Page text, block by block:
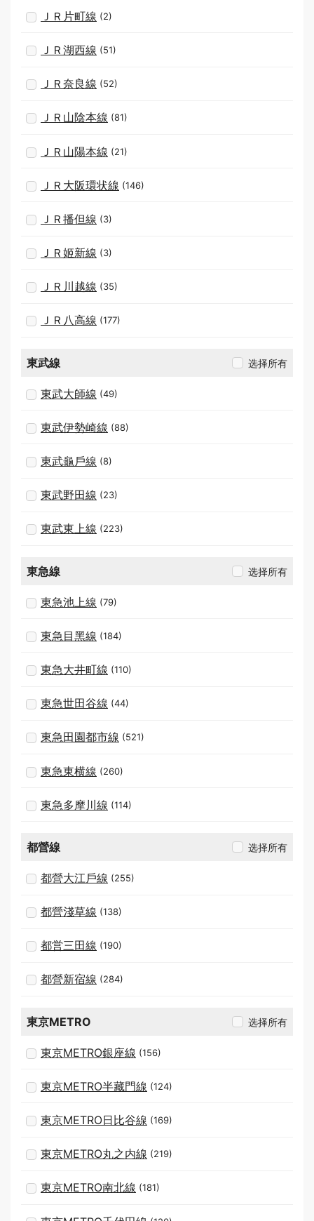
ＪＲ片町線 (2)
ＪＲ湖西線 (51)
ＪＲ奈良線 (52)
ＪＲ山陰本線 (81)
ＪＲ山陽本線 (21)
ＪＲ大阪環状線 (146)
ＪＲ播但線 (3)
ＪＲ姬新線 (3)
ＪＲ川越線 (35)
ＪＲ八高線 (177)
東武線 选择所有
東武大師線 (49)
東武伊勢崎線 (88)
東武龜戶線 (8)
東武野田線 (23)
東武東上線 (223)
東急線 选择所有
東急池上線 (79)
東急目黑線 (184)
東急大井町線 (110)
東急世田谷線 (44)
東急田園都市線 (521)
東急東横線 (260)
東急多摩川線 (114)
都營線 选择所有
都營大江戶線 (255)
都營淺草線 (138)
都営三田線 (190)
都營新宿線 (284)
東京METRO 选择所有
東京METRO銀座線 (156)
東京METRO半藏門線 (124)
東京METRO日比谷線 (169)
東京METRO丸之内線 (219)
東京METRO南北線 (181)